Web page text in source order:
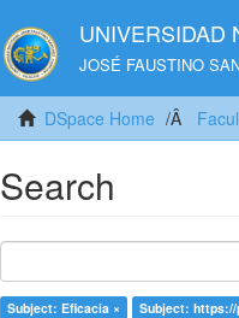
UNIVERSIDAD
JOSÉ FAUSTINO
DSpace Home
Search
Subject: Eficacia × Subject: https://